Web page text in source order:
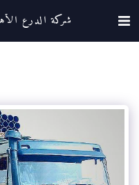
شركة الدرع